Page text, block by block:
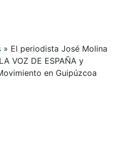
» El periodista José Molina
VOZ DE ESPAÑA y
en Guipúzcoa